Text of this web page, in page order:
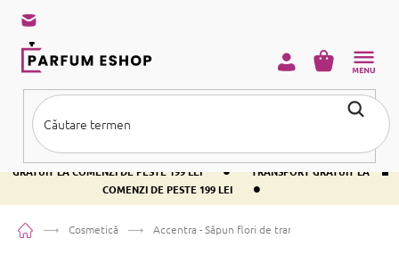
conținut
TRANSPORT GRATUIT LA COMENZI DE PESTE 199 LEI •
TRANSPORT
GRATUIT LA COMENZI DE PESTE 199 LEI
•
TRANSPORT GRATUIT LA
COMENZI DE PESTE 199 LEI
•
COŞ
Acasă Cosmetică Accentra - Săpun flori de trandafiri într-un coș